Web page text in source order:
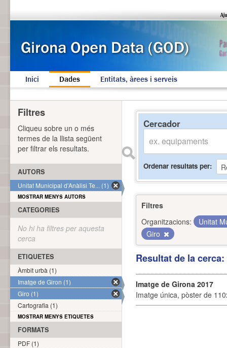
Inici Dades Entitats, àrees i serveis
Cercador
Ordenar resultats per
Filtres
Organitzacions:
Unitat
Giro
Resultat de la
Imatge de Girona 2017
Imatge única, pòster de
Filtres
Cliqueu sobre un o més
termes de la llista següent
per filtrar els resultats.
AUTORS
Unitat Municipal d'Anàlisi Te... (1)
MOSTRAR MENYS AUTORS
CATEGORIES
No hi ha filtres per aquesta
cerca
ETIQUETES
Àmbit urbà (1)
Imatge de Giron (1)
Giro (1)
Cartografia (1)
MOSTRAR MENYS ETIQUETES
FORMATS
PDF (1)